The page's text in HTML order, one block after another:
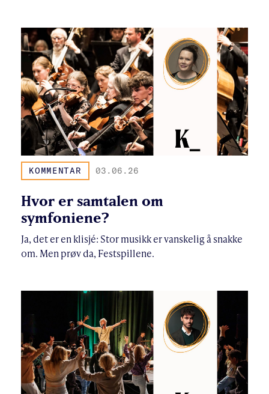
KOMMENTAR 03.06.26
Hvor er samtalen om
symfoniene?
Ja, det er en klisjé: Stor musikk er vanskelig å snakke
om. Men prøv da, Festspillene.